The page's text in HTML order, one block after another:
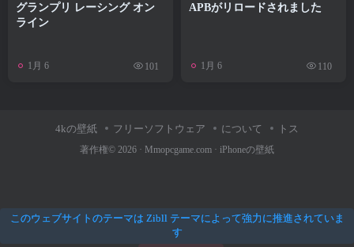
グランプリ レーシング オン
ライン
1月 6 101
APBがリロードされました
1月 6 110
4kの壁紙 フリーソフトウェア について トス
著作権© 2026 · Mmopcgame.com · iPhoneの壁紙
このウェブサイトのテーマは Zibll テーマによって強力に推進されていま
す